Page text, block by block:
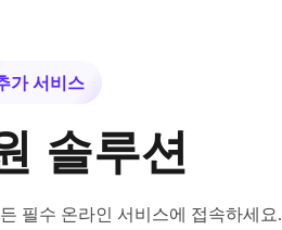
가 서비스
솔루션
필수 온라인 서비스에 접속하세요.